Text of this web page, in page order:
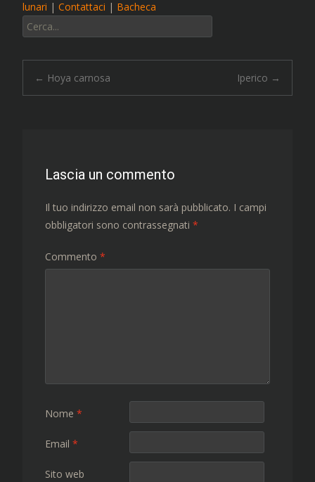
lunari | Contattaci | Bacheca
Cerca:
Navigazione
← Hoya carnosa Iperico →
Lascia un commento
Il tuo indirizzo email non sarà pubblicato. I campi
obbligatori sono contrassegnati *
Commento *
Nome *
Email *
Sito web